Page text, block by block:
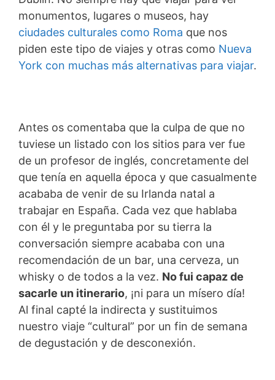
monumentos, lugares o museos, hay
ciudades culturales como Roma que nos
piden este tipo de viajes y otras como Nueva
York con muchas más alternativas para viajar.
Antes os comentaba que la culpa de que no
tuviese un listado con los sitios para ver fue
de un profesor de inglés, concretamente del
que tenía en aquella época y que casualmente
acababa de venir de su Irlanda natal a
trabajar en España. Cada vez que hablaba
con él y le preguntaba por su tierra la
conversación siempre acababa con una
recomendación de un bar, una cerveza, un
whisky o de todos a la vez. No fui capaz de
sacarle un itinerario, ¡ni para un mísero día!
Al final capté la indirecta y sustituimos
nuestro viaje “cultural” por un fin de semana
de degustación y de desconexión.